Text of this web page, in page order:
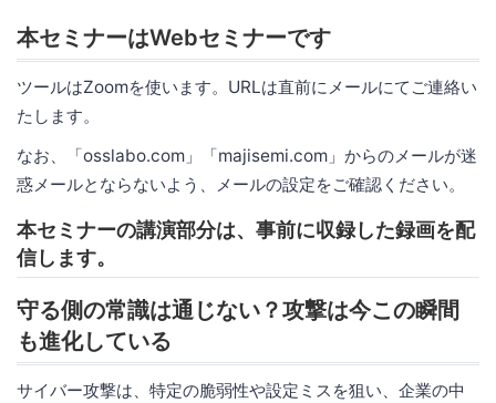
本セミナーはWebセミナーです
ツールはZoomを使います。URLは直前にメールにてご連絡い
たします。
なお、「osslabo.com」「majisemi.com」からのメールが迷
惑メールとならないよう、メールの設定をご確認ください。
本セミナーの講演部分は、事前に収録した録画を配
信します。
守る側の常識は通じない？攻撃は今この瞬間
も進化している
サイバー攻撃は、特定の脆弱性や設定ミスを狙い、企業の中